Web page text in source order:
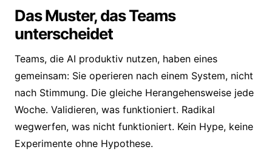
Das Muster, das Teams
unterscheidet
Teams, die AI produktiv nutzen, haben eines
gemeinsam: Sie operieren nach einem System, nicht
nach Stimmung. Die gleiche Herangehensweise jede
Woche. Validieren, was funktioniert. Radikal
wegwerfen, was nicht funktioniert. Kein Hype, keine
Experimente ohne Hypothese.